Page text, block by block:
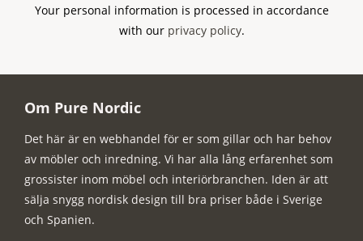
Your personal information is processed in accordance
with our privacy policy.
Om Pure Nordic
Det här är en webhandel för er som gillar och har behov
av möbler och inredning. Vi har alla lång erfarenhet som
grossister inom möbel och interiörbranchen. Iden är att
sälja snygg nordisk design till bra priser både i Sverige
och Spanien.